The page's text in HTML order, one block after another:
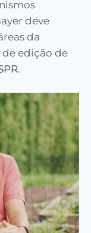
deve
da
edição de
.